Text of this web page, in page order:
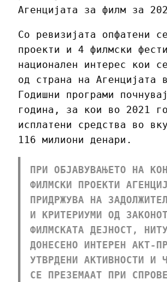
Агенцијата за филм за
Со ревизијата опфатени
проекти и 4 филмски
национален интерес кои
од страна на Агенцијата
Годишни програми
година, за кои во 2021
исплатени средства во
116 милиони денари.
П РИ ОБЈАВУВАЊЕТО НА
ФИЛМСКИ ПРОЕКТИ
ПРИДРЖУВА НА
И КРИТЕРИУМИ ОД
ФИЛМСКАТА ДЕЈНОСТ,
ДОНЕСЕНО ИНТЕРЕН АКТ-
УТВРДЕНИ АКТИВНОСТИ И
СЕ ПРЕЗЕМААТ ПРИ